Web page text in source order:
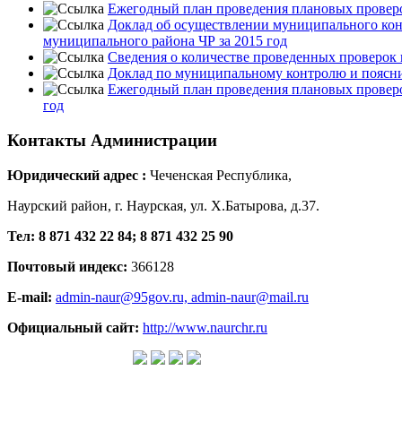
Ежегодный план проведения плановых
Доклад об осуществлении муниципального
муниципального района ЧР за 2015 год
Сведения о количестве проведенных
Доклад по муниципальному контролю и
Ежегодный план проведения плановых
год
Контакты Администрации
Юридический адрес : Чеченская Республика,
Наурский район, г. Наурская, ул. Х.Батырова, д.37.
Тел: 8 871 432 22 84; 8 871 432 25 90
Почтовый индекс: 366128
E-mail: admin-naur@95gov.ru, admin-naur@mail.ru
Официальный сайт: http://www.naurchr.ru